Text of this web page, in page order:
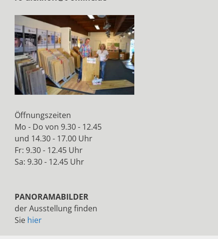
Öffnungszeiten
Mo - Do von 9.30 - 12.45
und 14.30 - 17.00 Uhr
Fr: 9.30 - 12.45 Uhr
Sa: 9.30 - 12.45 Uhr
PANORAMABILDER
der Ausstellung finden
Sie hier